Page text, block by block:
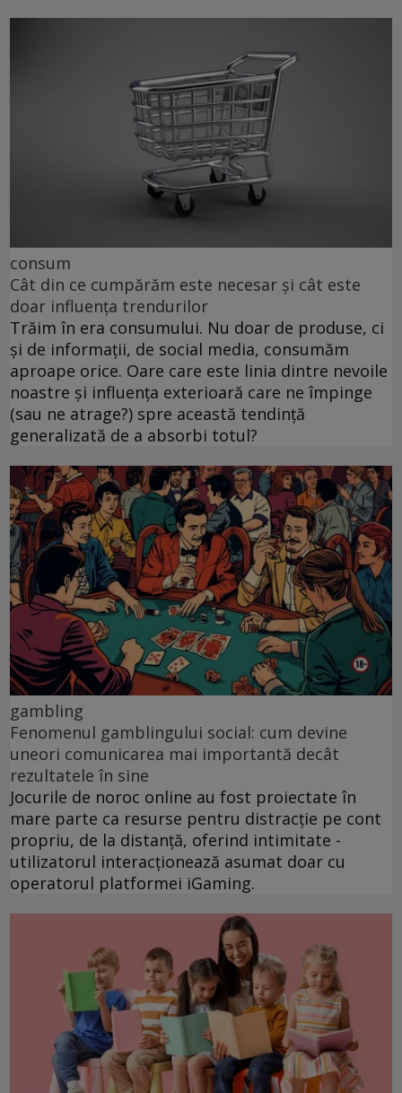
consum
Cât din ce cumpărăm este necesar și cât este
doar influența trendurilor
Trăim în era consumului. Nu doar de produse, ci
și de informații, de social media, consumăm
aproape orice. Oare care este linia dintre nevoile
noastre și influența exterioară care ne împinge
(sau ne atrage?) spre această tendință
generalizată de a absorbi totul?
gambling
Fenomenul gamblingului social: cum devine
uneori comunicarea mai importantă decât
rezultatele în sine
Jocurile de noroc online au fost proiectate în
mare parte ca resurse pentru distracție pe cont
propriu, de la distanță, oferind intimitate -
utilizatorul interacționează asumat doar cu
operatorul platformei iGaming.